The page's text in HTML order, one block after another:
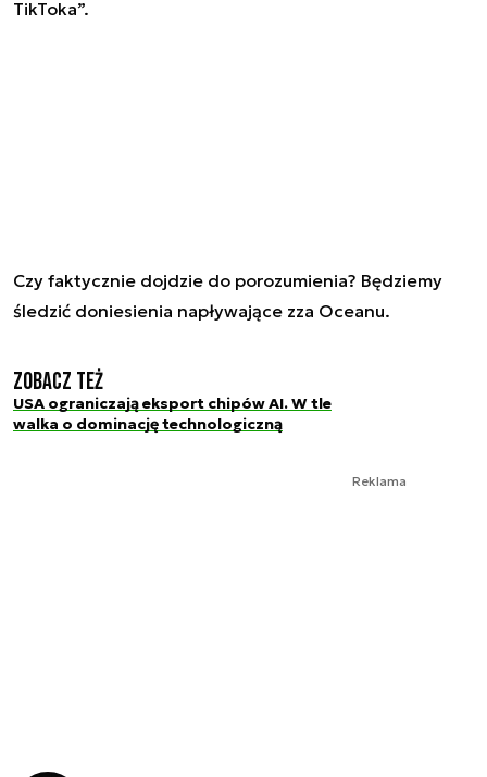
TikToka”.
Czy faktycznie dojdzie do porozumienia? Będziemy
śledzić doniesienia napływające zza Oceanu.
Zobacz też
USA ograniczają eksport chipów AI. W tle
walka o dominację technologiczną
Reklama